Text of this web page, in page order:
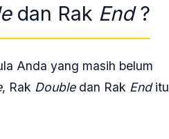
dan Rak End?
Anda yang masih belum
, Rak Doubledan Rak Enditu